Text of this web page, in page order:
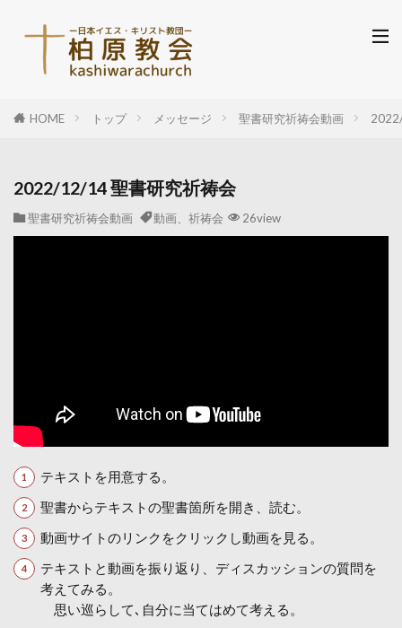
HOME トップ メッセージ 聖書研究祈祷会動画
2022/12/14 聖書研究祈祷会
聖書研究祈祷会動画 動画、祈祷会 26view
テキストを用意する。
聖書からテキストの聖書箇所を開き、読む。
動画サイトのリンクをクリックし動画を見る。
テキストと動画を振り返り、ディスカッションの質問を
考えてみる。
思い巡らして､自分に当てはめて考える。